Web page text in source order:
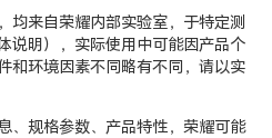
均来自荣耀内部实验室，于特定测
说明），实际使用中可能因产品个
和环境因素不同略有不同，请以实
、规格参数、产品特性，荣耀可能